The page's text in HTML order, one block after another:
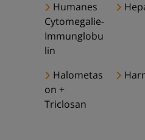
Humanes
Cytomegalie-
Immunglobu
lin
Halometas
on +
Triclosan